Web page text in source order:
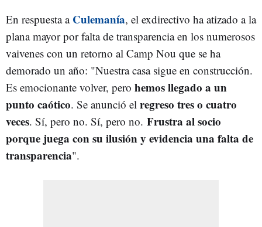
En respuesta a Culemanía, el exdirectivo ha atizado a la
plana mayor por falta de transparencia en los numerosos
vaivenes con un retorno al Camp Nou que se ha
demorado un año: "Nuestra casa sigue en construcción.
Es emocionante volver, pero hemos llegado a un
punto caótico. Se anunció el regreso tres o cuatro
veces. Sí, pero no. Sí, pero no. Frustra al socio
porque juega con su ilusión y evidencia una falta de
transparencia".